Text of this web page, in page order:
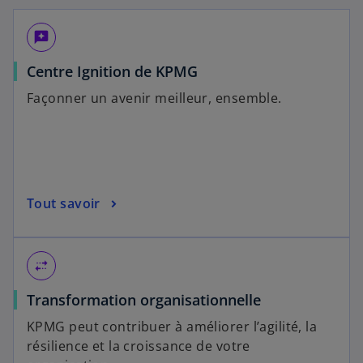
reviews
Centre Ignition de KPMG
Façonner un avenir meilleur, ensemble.
Tout savoir
multiple_stop
Transformation organisationnelle
KPMG peut contribuer à améliorer l’agilité, la
résilience et la croissance de votre